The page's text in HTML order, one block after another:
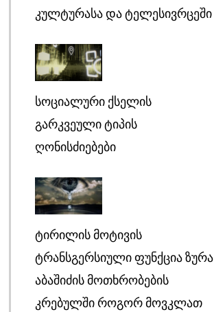
ᲙᲣᲚᲢᲣᲠᲐᲡᲐ ᲓᲐ ᲢᲔᲚᲔᲡᲘᲕᲠᲪᲔᲨᲘ
ᲡᲝᲪᲘᲐᲚᲣᲠᲘ ᲥᲡᲔᲚᲘᲡ
ᲒᲐᲠᲙᲕᲔᲣᲚᲘ ᲢᲘᲞᲘᲡ
ᲦᲝᲜᲘᲡᲫᲘᲔᲑᲔᲑᲘ
ᲢᲘᲠᲘᲚᲘᲡ ᲛᲝᲢᲘᲕᲘᲡ
ᲢᲠᲐᲜᲡᲒᲔᲠᲡᲘᲣᲚᲘ ᲤᲣᲜᲥᲪᲘᲐ ᲖᲣᲠᲐ
ᲐᲑᲐᲨᲘᲫᲘᲡ ᲛᲝᲗᲮᲠᲝᲑᲔᲑᲘᲡ
ᲙᲠᲔᲑᲣᲚᲨᲘ ᲠᲝᲒᲝᲠ ᲛᲝᲕᲙᲚᲐᲗ